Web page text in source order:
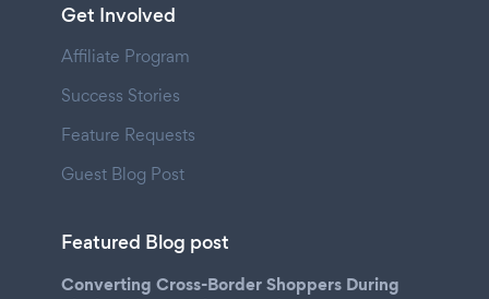
Get Involved
Affiliate Program
Success Stories
Feature Requests
Guest Blog Post
Featured Blog post
Converting Cross-Border Shoppers During